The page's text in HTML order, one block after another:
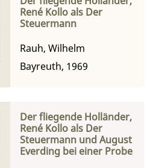
René Kollo als Der
Steuermann
Rauh, Wilhelm
Bayreuth, 1969
Der fliegende Holländer,
René Kollo als Der
Steuermann und August
Everding bei einer Probe